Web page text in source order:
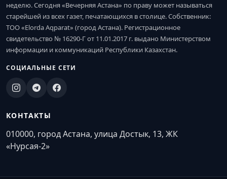
неделю. Сегодня «Вечерняя Астана» по праву может называться
старейшей из всех газет, печатающихся в столице. Собственник:
ТОО «Elorda Aqparat» (город Астана). Регистрационное
свидетельство № 16290-Г от 11.01.2017 г. выдано Министерством
информации и коммуникаций Республики Казахстан.
СОЦИАЛЬНЫЕ СЕТИ
КОНТАКТЫ
010000, город Астана, улица Достык, 13, ЖК
«Нурсая-2»